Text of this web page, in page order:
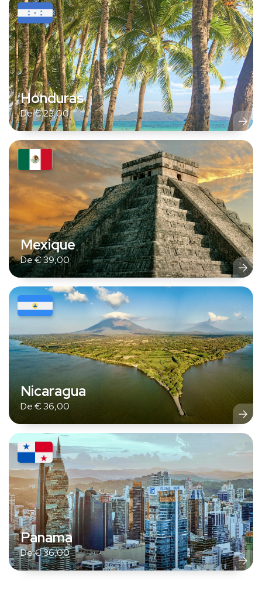
Honduras
De€23,00
Mexique
De€39,00
Nicaragua
De€36,00
Panama
De€36,00